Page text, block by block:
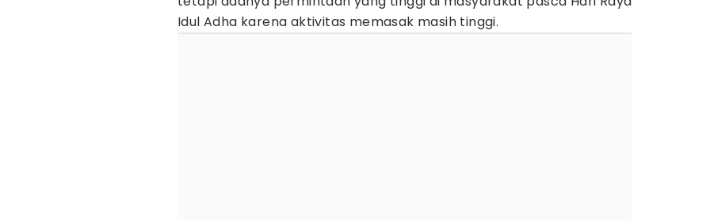
Idul Adha karena aktivitas memasak masih tinggi.